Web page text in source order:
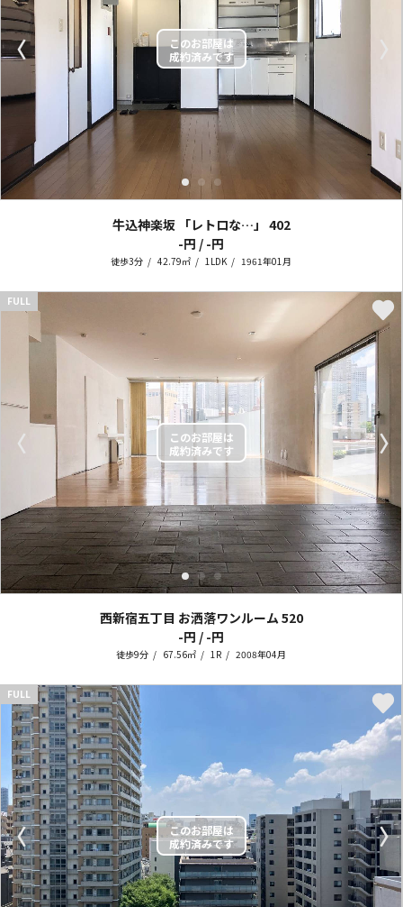
〈 〉
牛込神楽坂 「レトロな…」 402
-円 / -円
徒歩3分 42.79㎡ 1LDK 1961年01月
〈 〉
FULL
西新宿五丁目 お洒落ワンルーム520
-円 / -円
徒歩9分 67.56㎡ 1R 2008年04月
〈 〉
FULL